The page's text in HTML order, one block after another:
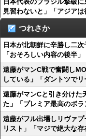
見習わないと」「アジアは
つれさか
日本が北朝鮮に辛勝し二
「おそろしい内容の後半
遠藤がマンC戦で奮闘し
している」「ダントツでリ
遠藤がマンCと引き分け
た」「プレミア最高のボラ
遠藤がフル出場しリヴァ
リスト」「マジで絶大な存